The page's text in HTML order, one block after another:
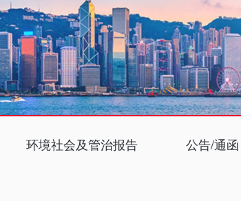
环境社会及管治报告 公告/通函